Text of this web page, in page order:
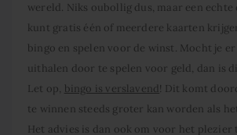
wereld. Niks oubollig dus, maar een echte
kunt gratis één of meerdere kaarten
bingo en spelen voor de winst. Mocht je
uithalen door te spelen voor geld, dan is
Let op, bingo is verslavend! Dit komt
te winnen steeds groter kan worden als
Het advies is dan ook om voor het plezier